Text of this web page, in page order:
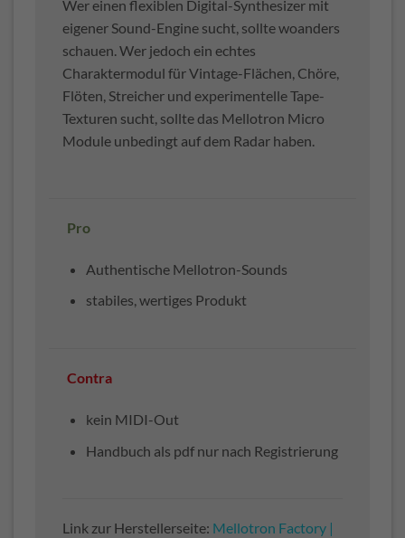
Wer einen flexiblen Digital-Synthesizer mit
eigener Sound-Engine sucht, sollte woanders
schauen. Wer jedoch ein echtes
Charaktermodul für Vintage-Flächen, Chöre,
Flöten, Streicher und experimentelle Tape-
Texturen sucht, sollte das Mellotron Micro
Module unbedingt auf dem Radar haben.
Pro
Authentische Mellotron-Sounds
stabiles, wertiges Produkt
Contra
kein MIDI-Out
Handbuch als pdf nur nach Registrierung
Link zur Herstellerseite: Mellotron Factory |